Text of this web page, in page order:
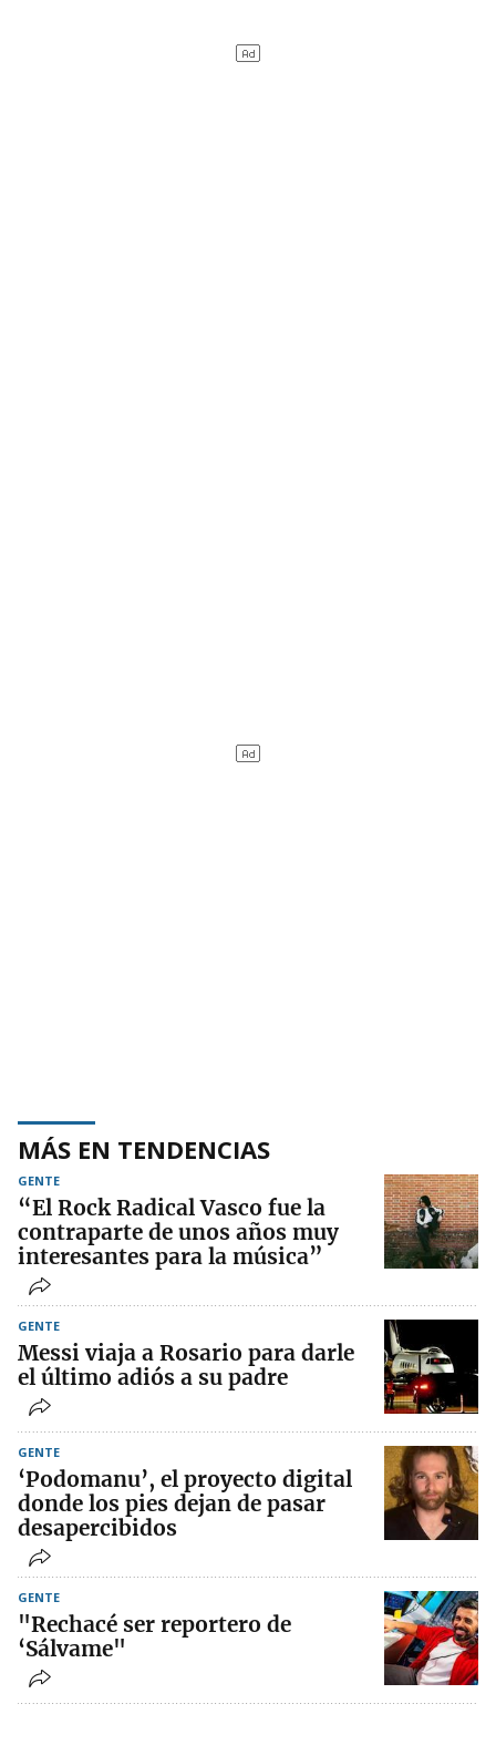
MÁS EN TENDENCIAS
GENTE
“El Rock Radical Vasco fue la
contraparte de unos años muy
interesantes para la música”
GENTE
Messi viaja a Rosario para darle
el último adiós a su padre
GENTE
‘Podomanu’, el proyecto digital
donde los pies dejan de pasar
desapercibidos
GENTE
"Rechacé ser reportero de
‘Sálvame"